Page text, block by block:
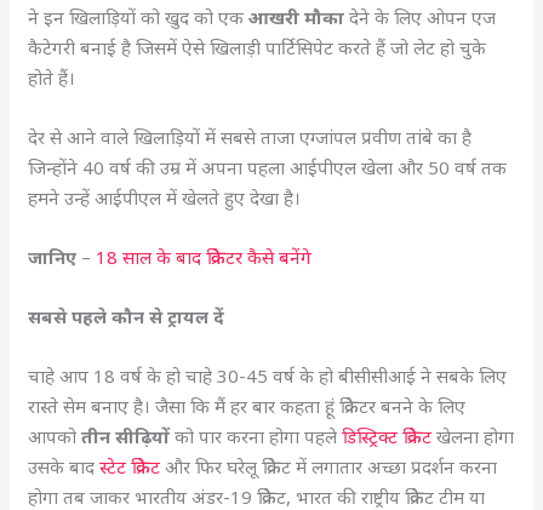
ने इन खिलाड़ियों को खुद को एकआखरी मौका देने के लिए ओपन एज
कैटेगरी बनाई है जिसमें ऐसे खिलाड़ी पार्टिसिपेट करते हैं जो लेट हो चुके
होते हैं।
देर से आने वाले खिलाड़ियों में सबसे ताजा एग्जांपल प्रवीण तांबे का है
जिन्होंने 40 वर्ष की उम्र में अपना पहला आईपीएल खेला और 50 वर्ष तक
हमने उन्हें आईपीएल में खेलते हुए देखा है।
जानिए – 18 साल के बाद क्रिकेटर कैसे बनेंगे
सबसे पहले कौन से ट्रायल दें
चाहे आप 18 वर्ष के हो चाहे 30-45 वर्ष के हो बीसीसीआई ने सबके लिए
रास्ते सेम बनाए है। जैसा कि मैं हर बार कहता हूं क्रिकेटर बनने के लिए
आपकोतीन सीढ़ियों को पार करना होगा पहलेडिस्ट्रिक्ट क्रिकेट खेलना होगा
उसके बादस्टेट क्रिकेट और फिर घरेलू क्रिकेट में लगातार अच्छा प्रदर्शन करना
होगा तब जाकर भारतीय अंडर-19 क्रिकेट, भारत की राष्ट्रीय क्रिकेट टीम या